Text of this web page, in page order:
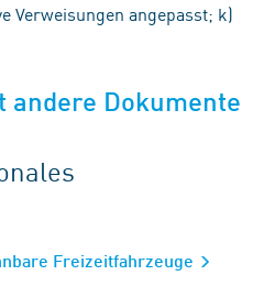
Verweisungen angepasst; k)
andere Dokumente
Freizeitfahrzeuge